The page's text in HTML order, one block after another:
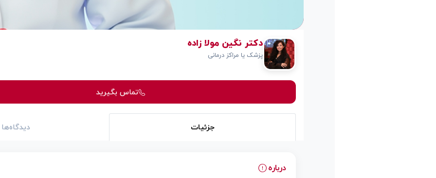
دکتر نگین مولا زاده
پزشک یا مراکز درمانی
تماس بگیرید
جزئیات دیدگاه‌ها
درباره